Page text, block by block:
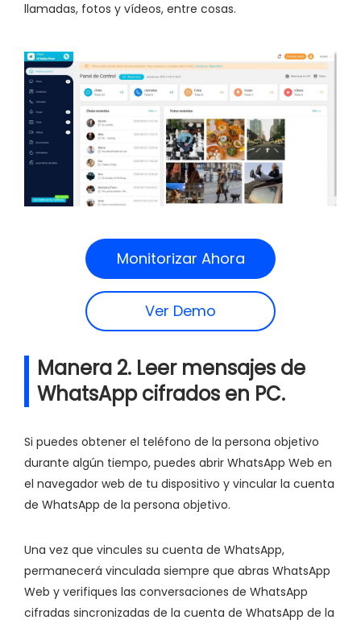
llamadas, fotos y vídeos, entre cosas.
Monitorizar Ahora
Ver Demo
Manera 2. Leer mensajes de
WhatsApp cifrados en PC.
Si puedes obtener el teléfono de la persona objetivo
durante algún tiempo, puedes abrir WhatsApp Web en
el navegador web de tu dispositivo y vincular la cuenta
de WhatsApp de la persona objetivo.
Una vez que vincules su cuenta de WhatsApp,
permanecerá vinculada siempre que abras WhatsApp
Web y verifiques las conversaciones de WhatsApp
cifradas sincronizadas de la cuenta de WhatsApp de la